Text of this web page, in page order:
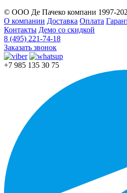
© ООО Де Пачеко компани 1997-
О компании Доставка Оплата
Контакты Демо со скидкой
8 (495) 221-74-18
Заказать звонок
+7 985 135 30 75